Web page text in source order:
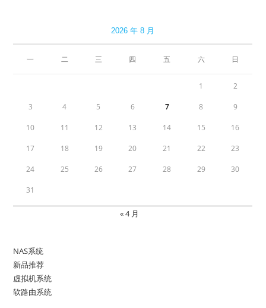
2026 年 8 月
一 二 三 四 五 六 日
1 2
3 4 5 6 7 8 9
10 11 12 13 14 15 16
17 18 19 20 21 22 23
24 25 26 27 28 29 30
31
« 4 月
NAS系统
新品推荐
虚拟机系统
软路由系统